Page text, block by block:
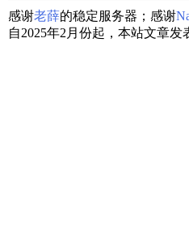
感谢老薛的稳定服务器；感谢
自2025年2月份起，本站文章发